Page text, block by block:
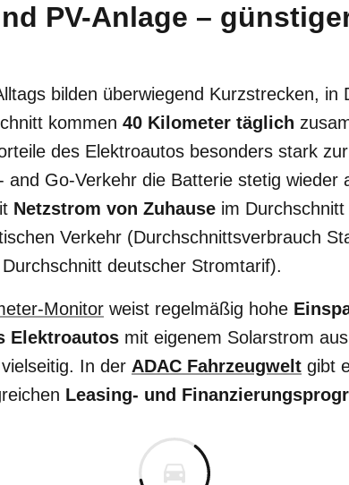
PV-Anlage –
bilden überwiegend Kurzstrecken, in
kommen 40 Kilometer täglich
des Elektroautos besonders stark
and Go-Verkehr die Batterie stetig wieder
Netzstrom von Zuhause im
Verkehr (Durchschnittsverbrauch
deutscher Stromtarif).
Monitor weist regelmäßig hohe
Elektroautos mit eigenem Solarstrom
In der ADAC Fahrzeugwelt gibt
Leasing- und